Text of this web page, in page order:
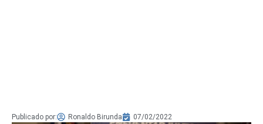
Publicado por: Ronaldo Birunda 07/02/2022